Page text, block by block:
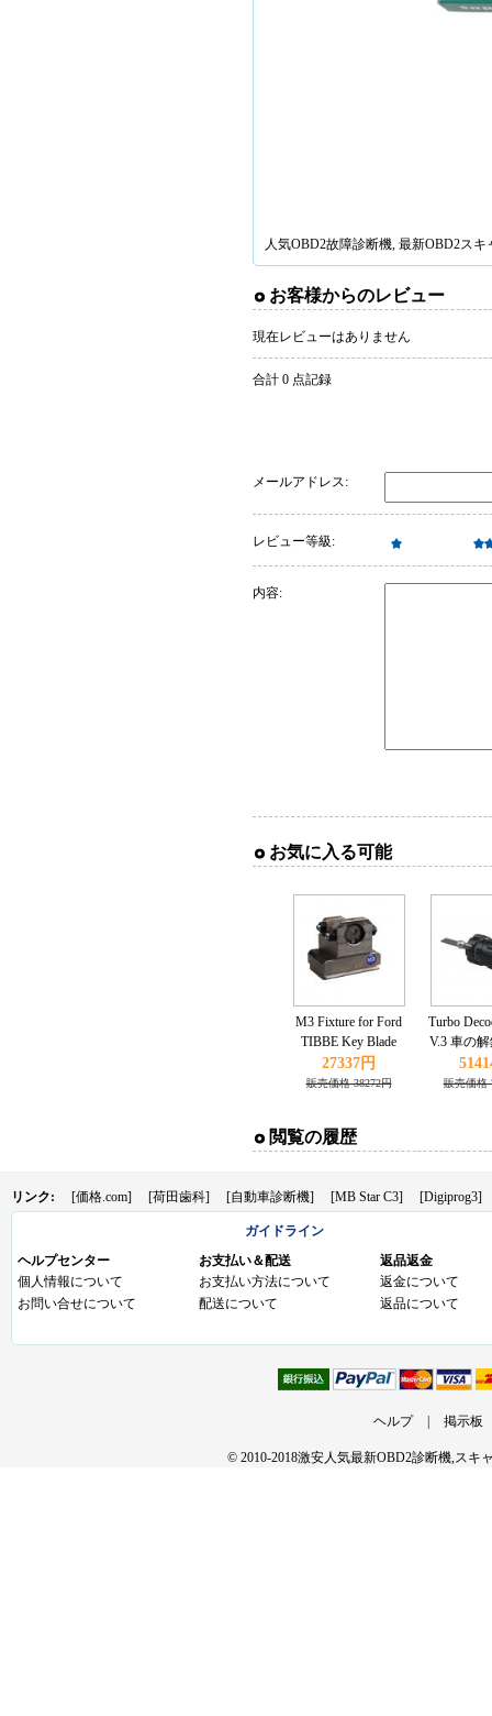
人気OBD2故障診断機, 最新OBD2スキ
お客様からのレビュー
現在レビューはありません
合計 0 点記録
メールアドレス:
レビュー等級:
内容:
お気に入る可能
M3 Fixture for Ford
TIBBE Key Blade
Works with CONDOR
XC-MINI Master
27337円
販売価格 38272円
Turbo
V.3 車の
BMW E/
対
販売価格
閲覧の履歴
リンク: [価格.com] [荷田歯科] [自動車診断機] [MB Star C3] [Digiprog3]
ガイドライン
ヘルプセンター
個人情報について
お問い合せについて
お支払い＆配送
お支払い方法について
配送について
返品返金
返金について
返品について
ヘルプ 掲示板
© 2010-2018激安人気最新OBD2診断機,スキ